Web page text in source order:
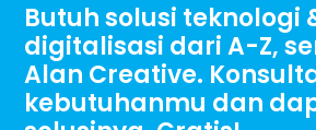
Butuh solusi teknologi
digitalisasi dari A-Z,
Alan Creative.
kebutuhanmu dan